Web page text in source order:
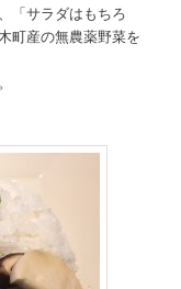
「サラダはもちろ
町産の無農薬野菜を